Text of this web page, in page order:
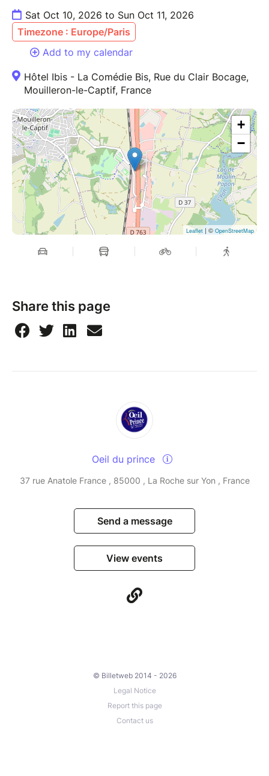
Sat Oct 10, 2026 to Sun Oct 11, 2026
Timezone : Europe/Paris
Add to my calendar
Hôtel Ibis - La Comédie Bis, Rue du Clair Bocage,
Mouilleron-le-Captif, France
+
−
Leaflet | © OpenStreetMap
Share this page
Oeil du prince
37 rue Anatole France , 85000 , La Roche sur Yon , France
Send a message
View events
© Billetweb 2014 - 2026
Legal Notice
Report this page
Contact us